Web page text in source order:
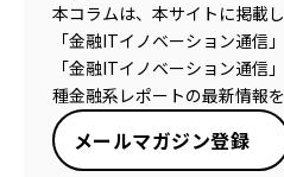
本コラムは、本サイトに掲載
「金融ITイノベーション通信
「金融ITイノベーション通信
種金融系レポートの最新情報を
メールマガジン登録